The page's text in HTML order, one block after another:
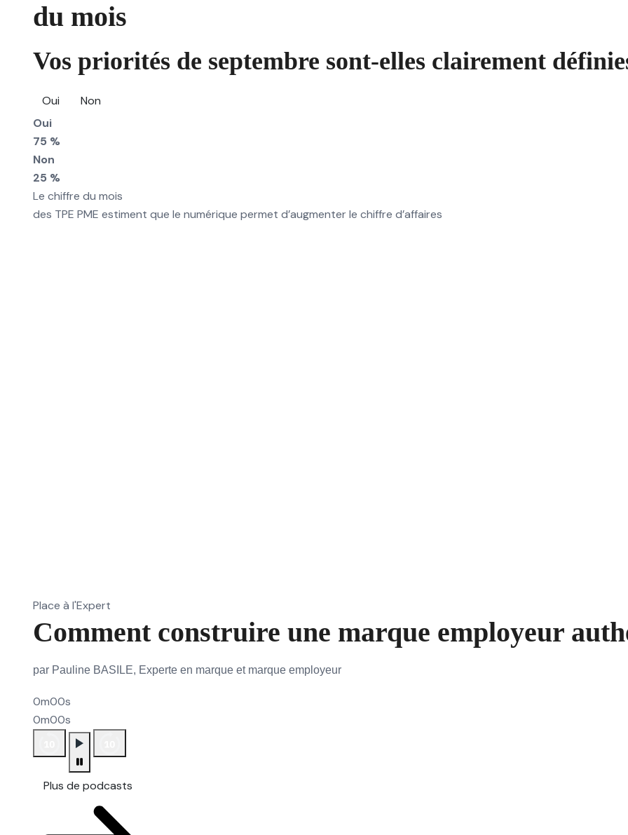
du mois
Vos priorités de septembre sont-elles clairement
Oui
Non
Oui
75 %
Non
25 %
Le chiffre du mois
des TPE PME estiment que le numérique permet d’augmenter le chiffre d’affaires
Place à l'Expert
Comment construire une marque employeur
par Pauline BASILE, Experte en marque et marque employeur
0m00s
0m00s
Plus de podcasts